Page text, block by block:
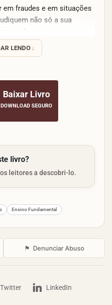
fraudes e em situações
não só a sua
a de pessoas ao seu
LENDO
Baixar Livro
DOWNLOAD SEGURO
livro?
leitores a descobri-lo.
Ensino Fundamental
⚑ Denunciar Abuso
Twitter LinkedIn